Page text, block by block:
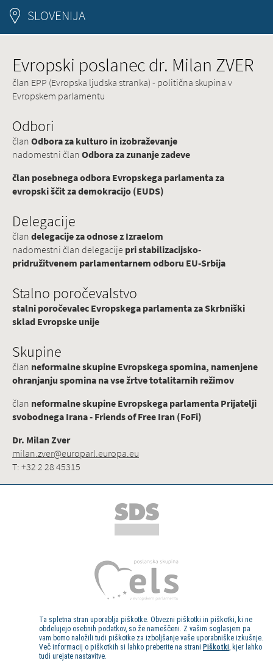
SLOVENIJA
Evropski poslanec dr. Milan ZVER
član EPP (Evropska ljudska stranka) - politična skupina v
Evropskem parlamentu
Odbori
članOdbora za kulturo in izobraževanje
nadomestni članOdbora za zunanje zadeve
član posebnega odbora Evropskega parlamenta za
evropski ščit za demokracijo (EUDS)
Delegacije
člandelegacije za odnose z Izraelom
nadomestni član delegacije pri stabilizacijsko-
pridružitvenem parlamentarnem odboru EU-Srbija
Stalno poročevalstvo
stalni poročevalec Evropskega parlamenta za Skrbniški
sklad Evropske unije
Skupine
član neformalne skupine Evropskega spomina, namenjene
ohranjanju spomina na vse žrtve totalitarnih režimov
član neformalne skupine Evropskega parlamenta Prijatelji
svobodnega Irana - Friends of Free Iran (FoFi)
Dr. Milan Zver
milan.zver@europarl.europa.eu
T: +32 2 28 45315
Ta spletna stran uporablja piškotke. Obvezni piškotki in piškotki, ki ne
obdelujejo osebnih podatkov, so že nameščeni. Z vašim soglasjem pa
vam bomo naložili tudi piškotke za izboljšanje vaše uporabniške izkušnje.
Več informacij o piškotkih si lahko preberite na strani Piškotki, kjer lahko
tudi urejate nastavitve.